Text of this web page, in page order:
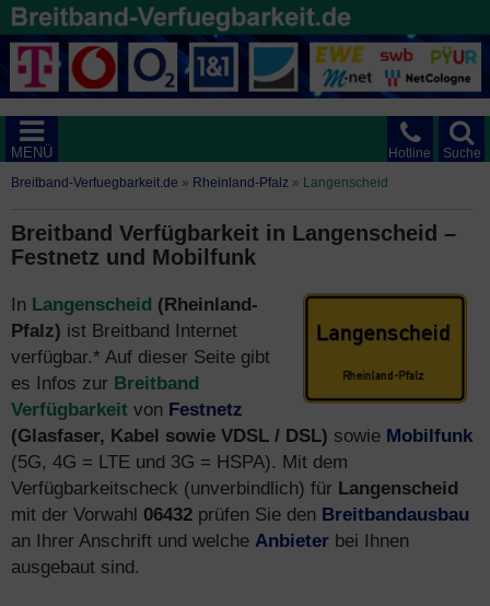
Suche
Hotline
MENÜ
Breitband-Verfuegbarkeit.de » Rheinland-Pfalz » Langenscheid
Breitband Verfügbarkeit in Langenscheid –
Festnetz und Mobilfunk
In Langenscheid (Rheinland-
Pfalz) ist Breitband Internet
verfügbar.* Auf dieser Seite gibt
es Infos zur Breitband
Verfügbarkeit von Festnetz
(Glasfaser, Kabel sowie VDSL / DSL) sowie Mobilfunk
(5G, 4G = LTE und 3G = HSPA). Mit dem
Verfügbarkeitscheck (unverbindlich) für Langenscheid
mit der Vorwahl 06432 prüfen Sie den Breitbandausbau
an Ihrer Anschrift und welche Anbieter bei Ihnen
ausgebaut sind.